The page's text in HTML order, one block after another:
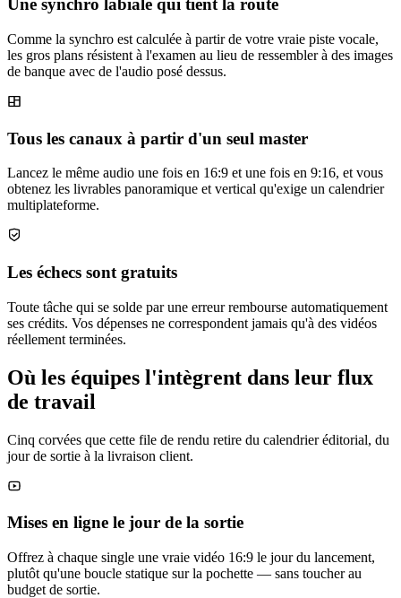
Une synchro labiale qui tient la route
Comme la synchro est calculée à partir de votre vraie piste vocale,
les gros plans résistent à l'examen au lieu de ressembler à des images
de banque avec de l'audio posé dessus.
Tous les canaux à partir d'un seul master
Lancez le même audio une fois en 16:9 et une fois en 9:16, et vous
obtenez les livrables panoramique et vertical qu'exige un calendrier
multiplateforme.
Les échecs sont gratuits
Toute tâche qui se solde par une erreur rembourse automatiquement
ses crédits. Vos dépenses ne correspondent jamais qu'à des vidéos
réellement terminées.
Où les équipes l'intègrent dans leur flux
de travail
Cinq corvées que cette file de rendu retire du calendrier éditorial, du
jour de sortie à la livraison client.
Mises en ligne le jour de la sortie
Offrez à chaque single une vraie vidéo 16:9 le jour du lancement,
plutôt qu'une boucle statique sur la pochette — sans toucher au
budget de sortie.